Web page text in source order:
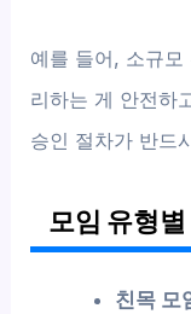
예를 들어, 소규
리하는 게 안전하
승인 절차가 반드
모임 유형
친목 모